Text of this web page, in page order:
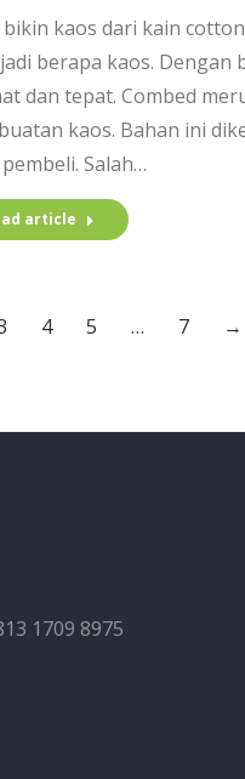
kaos dari kain
berapa kaos.
dan tepat. Combed
kaos. Bahan ini
Salah…
article
4 5 … 7 →
1709 8975